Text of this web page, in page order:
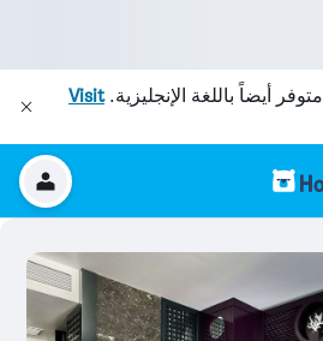
متوفر أيضاً باللغة الإنجليزية.Visit